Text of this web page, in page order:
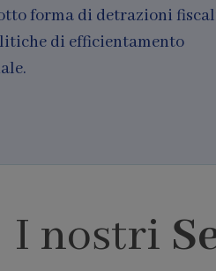
forma di detrazioni
di efficientamento
I nostri